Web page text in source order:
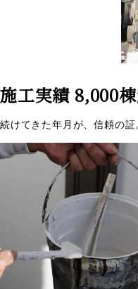
施工実績 8,000
続けてきた年月が、信頼の証